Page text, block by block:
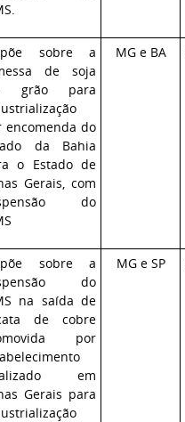
sobre a
de soja
grão para
encomenda do
da Bahia
o Estado de
Gerais, com
do
MG e BA
sobre a
do
na saída de
de cobre
por
em
Gerais para
MG e SP